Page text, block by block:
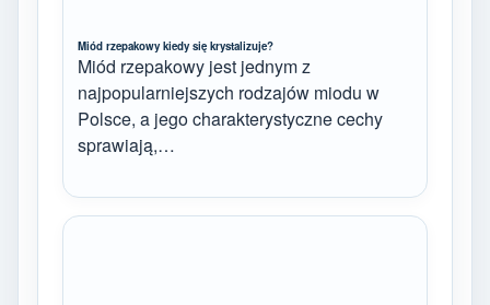
Miód rzepakowy kiedy się krystalizuje?
Miód rzepakowy jest jednym z
najpopularniejszych rodzajów miodu w
Polsce, a jego charakterystyczne cechy
sprawiają,…